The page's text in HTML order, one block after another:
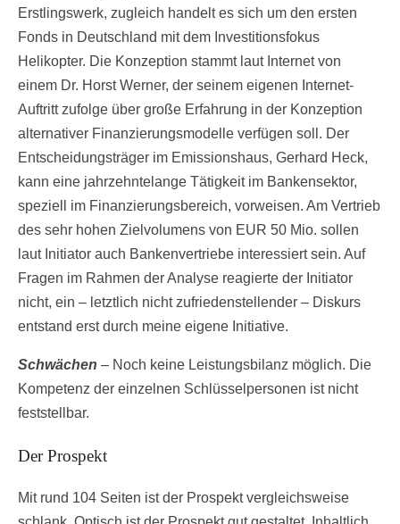
Erstlingswerk, zugleich handelt es sich um den ersten
Fonds in Deutschland mit dem Investitionsfokus
Helikopter. Die Konzeption stammt laut Internet von
einem Dr. Horst Werner, der seinem eigenen Internet-
Auftritt zufolge über große Erfahrung in der Konzeption
alternativer Finanzierungsmodelle verfügen soll. Der
Entscheidungsträger im Emissionshaus, Gerhard Heck,
kann eine jahrzehntelange Tätigkeit im Bankensektor,
speziell im Finanzierungsbereich, vorweisen. Am Vertrieb
des sehr hohen Zielvolumens von EUR 50 Mio. sollen
laut Initiator auch Bankenvertriebe interessiert sein. Auf
Fragen im Rahmen der Analyse reagierte der Initiator
nicht, ein – letztlich nicht zufriedenstellender – Diskurs
entstand erst durch meine eigene Initiative.
Schwächen – Noch keine Leistungsbilanz möglich. Die
Kompetenz der einzelnen Schlüsselpersonen ist nicht
feststellbar.
Der Prospekt
Mit rund 104 Seiten ist der Prospekt vergleichsweise